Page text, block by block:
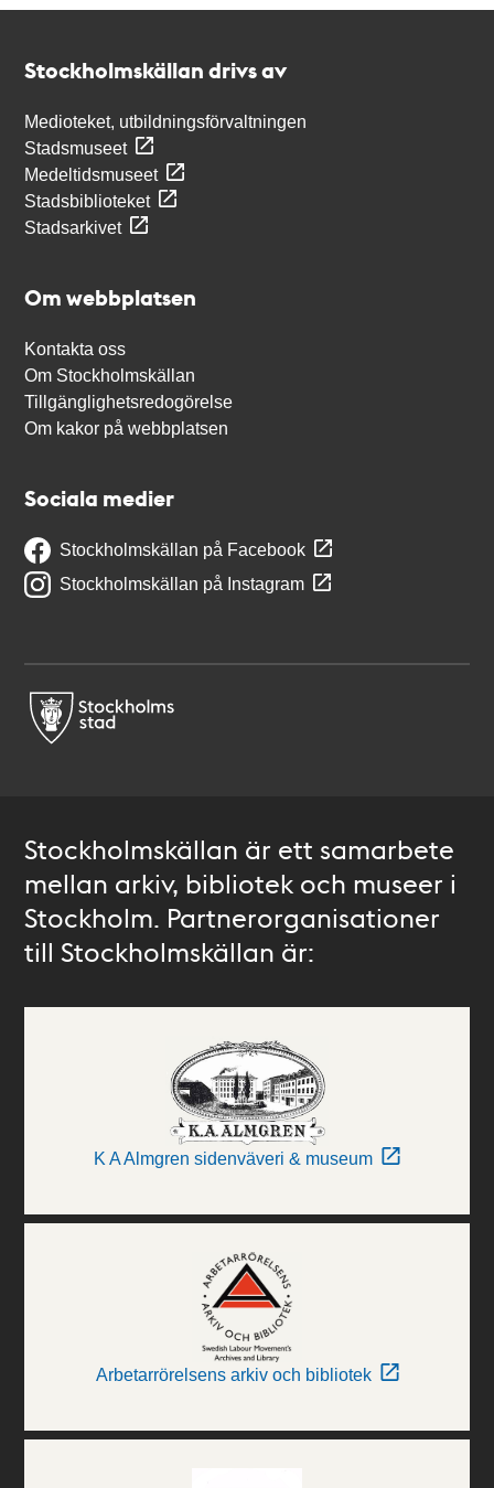
Stockholmskällan drivs av
Medioteket, utbildningsförvaltningen
Stadsmuseet
Medeltidsmuseet
Stadsbiblioteket
Stadsarkivet
Om webbplatsen
Kontakta oss
Om Stockholmskällan
Tillgänglighetsredogörelse
Om kakor på webbplatsen
Sociala medier
Stockholmskällan på Facebook
Stockholmskällan på Instagram
Stockholmskällan är ett samarbete
mellan arkiv, bibliotek och museer i
Stockholm. Partnerorganisationer
till Stockholmskällan är:
K A Almgren sidenväveri & museum
Arbetarrörelsens arkiv och bibliotek